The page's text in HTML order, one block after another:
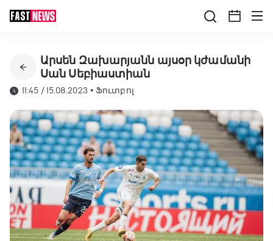
Արսեն Զախարյանն այսօր կժամանի
Սան Սեբիաստիան
11:45 / 15.08.2023 •Ֆուտբոլ